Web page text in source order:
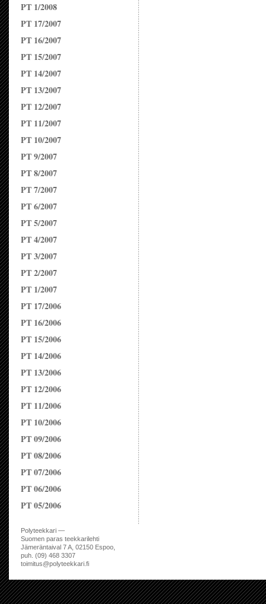
PT 1/2008
PT 17/2007
PT 16/2007
PT 15/2007
PT 14/2007
PT 13/2007
PT 12/2007
PT 11/2007
PT 10/2007
PT 9/2007
PT 8/2007
PT 7/2007
PT 6/2007
PT 5/2007
PT 4/2007
PT 3/2007
PT 2/2007
PT 1/2007
PT 17/2006
PT 16/2006
PT 15/2006
PT 14/2006
PT 13/2006
PT 12/2006
PT 11/2006
PT 10/2006
PT 09/2006
PT 08/2006
PT 07/2006
PT 06/2006
PT 05/2006
Polyteekkari —
Suomen paras teekkarilehti
Jämeräntaival 7 A, 02150 Espoo,
puh. (09) 468 3307
toimitus@polyteekkari.fi